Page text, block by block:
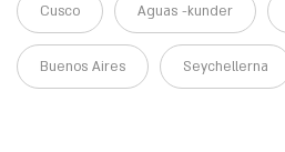
Cusco Aguas -kunder
Buenos Aires Seychellerna